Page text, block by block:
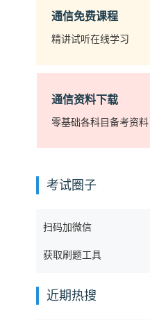
通信免费课程
精讲试听在线学习
通信资料下载
零基础各科目备考资料
考试圈子
扫码加微信
获取刷题工具
近期热搜